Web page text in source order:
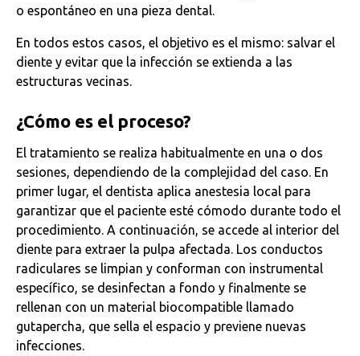
o espontáneo en una pieza dental.
En todos estos casos, el objetivo es el mismo: salvar el
diente y evitar que la infección se extienda a las
estructuras vecinas.
¿Cómo es el proceso?
El tratamiento se realiza habitualmente en una o dos
sesiones, dependiendo de la complejidad del caso. En
primer lugar, el dentista aplica anestesia local para
garantizar que el paciente esté cómodo durante todo el
procedimiento. A continuación, se accede al interior del
diente para extraer la pulpa afectada. Los conductos
radiculares se limpian y conforman con instrumental
específico, se desinfectan a fondo y finalmente se
rellenan con un material biocompatible llamado
gutapercha, que sella el espacio y previene nuevas
infecciones.